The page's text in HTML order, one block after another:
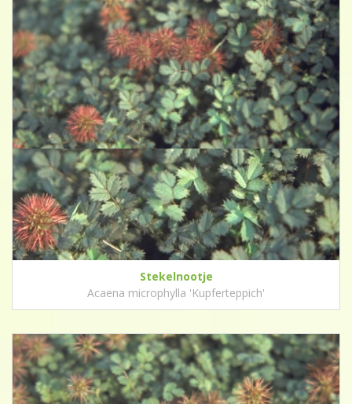
Stekelnootje
Acaena microphylla 'Kupferteppich'